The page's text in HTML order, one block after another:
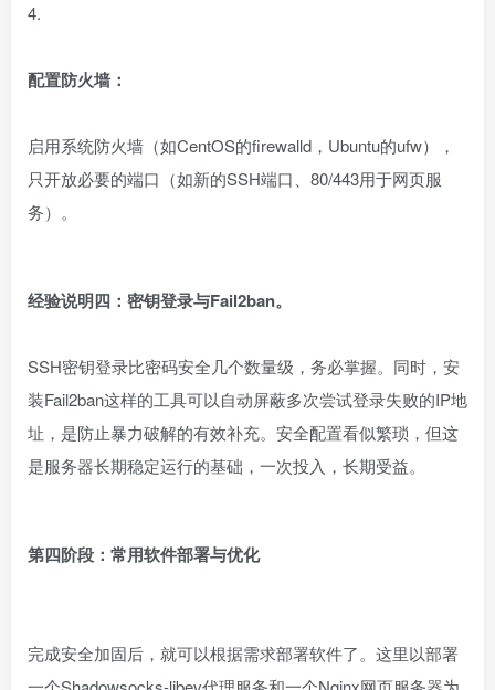
配置防火墙：
启用系统防火墙（如CentOS的firewalld，Ubuntu的ufw），
只开放必要的端口（如新的SSH端口、80/443用于网页服
务）。
经验说明四：密钥登录与Fail2ban。
SSH密钥登录比密码安全几个数量级，务必掌握。同时，安
装Fail2ban这样的工具可以自动屏蔽多次尝试登录失败的IP地
址，是防止暴力破解的有效补充。安全配置看似繁琐，但这
是服务器长期稳定运行的基础，一次投入，长期受益。
第四阶段：常用软件部署与优化
完成安全加固后，就可以根据需求部署软件了。这里以部署
一个Shadowsocks-libev代理服务和一个Nginx网页服务器为